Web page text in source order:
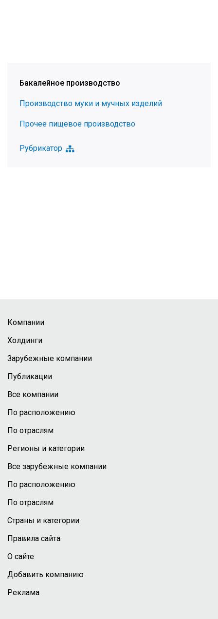
Бакалейное производство
Производство муки и мучных изделий
Прочее пищевое производство
Рубрикатор
Компании
Холдинги
Зарубежные компании
Публикации
Все компании
По расположению
По отраслям
Регионы и категории
Все зарубежные компании
По расположению
По отраслям
Страны и категории
Правила сайта
О сайте
Добавить компанию
Реклама